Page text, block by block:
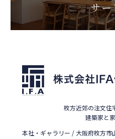
サ
枚方近郊の注文住
建築家と
本社・ギャラリー / 大阪府枚方市